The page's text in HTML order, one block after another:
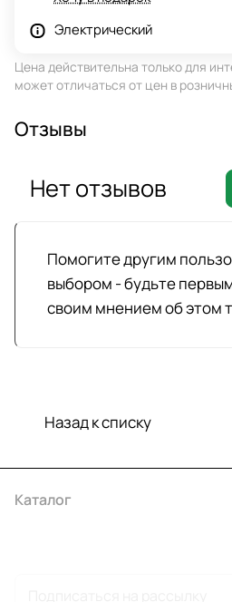
Электрический
Цена действительна только для
может отличаться от цен в
Отзывы
Помогите другим
выбором - будьте
своим мнением об этом
Нет отзывов
Назад к списку
Каталог